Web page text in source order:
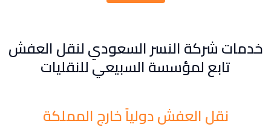
خدمات شركة النسر السعودي لنقل العفش
تابع لمؤسسة السبيعي للنقليات
نقل العفش دولياً خارج المملكة